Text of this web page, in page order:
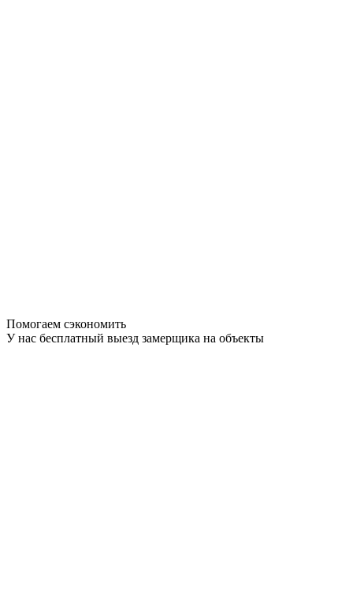
Помогаем сэкономить
У нас бесплатный выезд замерщика на объекты